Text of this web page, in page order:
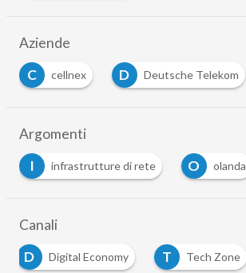
Aziende
C
cellnex D
Deutsche Telekom
Argomenti
I
infrastrutture di rete O
olanda
Canali
D
Digital Economy T Tech Zone